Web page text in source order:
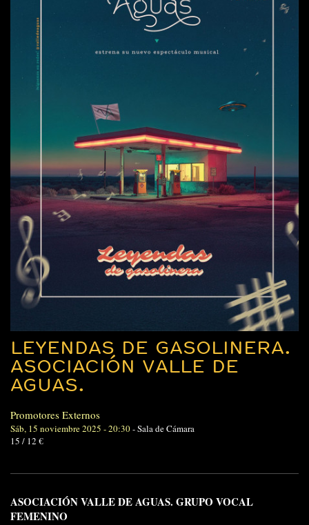
LEYENDAS DE GASOLINERA.
ASOCIACIÓN VALLE DE
AGUAS.
Promotores Externos
Sáb, 15 noviembre 2025 - 20:30-Sala de Cámara
15 / 12 €
ASOCIACIÓN VALLE DE AGUAS. GRUPO VOCAL
FEMENINO